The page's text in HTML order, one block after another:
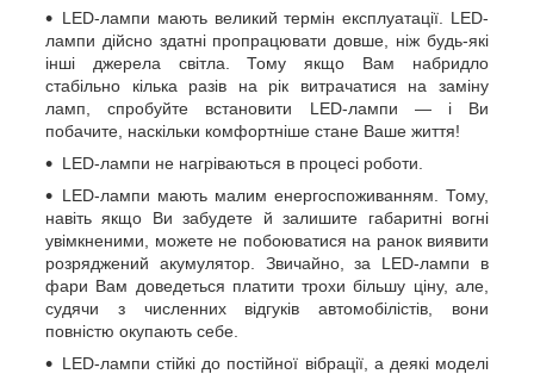
LED-лампи мають великий термін експлуатації. LED-
лампи дійсно здатні пропрацювати довше, ніж будь-які
інші джерела світла. Тому якщо Вам набридло
стабільно кілька разів на рік витрачатися на заміну
ламп, спробуйте встановити LED-лампи — і Ви
побачите, наскільки комфортніше стане Ваше життя!
LED-лампи не нагріваються в процесі роботи.
LED-лампи мають малим енергоспоживанням. Тому,
навіть якщо Ви забудете й залишите габаритні вогні
увімкненими, можете не побоюватися на ранок виявити
розряджений акумулятор. Звичайно, за LED-лампи в
фари Вам доведеться платити трохи більшу ціну, але,
судячи з численних відгуків автомобілістів, вони
повністю окупають себе.
LED-лампи стійкі до постійної вібрації, а деякі моделі